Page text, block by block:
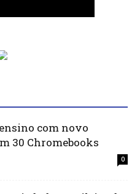
com novo
30 Chromebooks
0